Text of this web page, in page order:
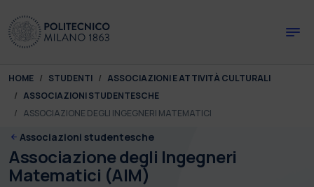
You are here:
HOME STUDENTI
ASSOCIAZIONI E ATTIVITÀ CULTURALI
ASSOCIAZIONI STUDENTESCHE
ASSOCIAZIONE DEGLI INGEGNERI MATEMATICI
Associazioni studentesche
Associazione degli Ingegneri
Matematici (AIM)